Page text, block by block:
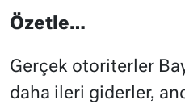
Özetle…
Gerçek otoriterler
daha ileri giderler,